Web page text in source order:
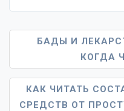
Навигация
По
Записям
БАДЫ И
КОГДА
КАК ЧИТАТЬ
СРЕДСТВ ОТ